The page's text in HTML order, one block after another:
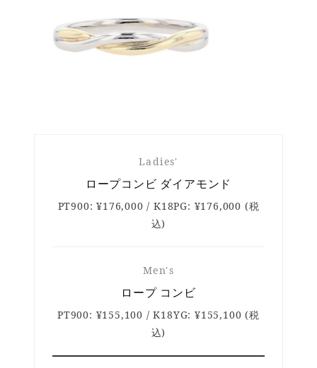
Ladies'
ロープコンビ ダイアモンド
PT900: ¥176,000 / K18PG: ¥176,000 (税
込)
Men's
ロープ コンビ
PT900: ¥155,100 / K18YG: ¥155,100 (税
込)